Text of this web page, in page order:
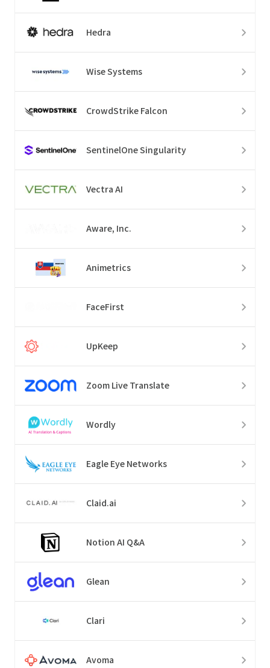
Hedra
Wise Systems
CrowdStrike Falcon
SentinelOne Singularity
Vectra AI
Aware, Inc.
Animetrics
FaceFirst
UpKeep
Zoom Live Translate
Wordly
Eagle Eye Networks
Claid.ai
Notion AI Q&A
Glean
Clari
Avoma